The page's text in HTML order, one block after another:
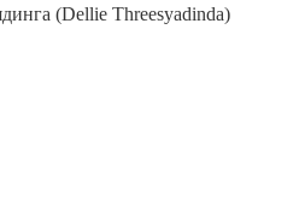
(Dellie Threesyadinda)